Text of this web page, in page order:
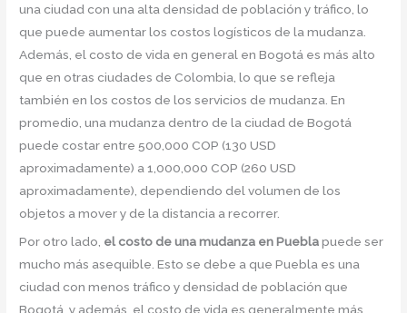
una ciudad con una alta densidad de población y tráfico, lo
que puede aumentar los costos logísticos de la mudanza.
Además, el costo de vida en general en Bogotá es más alto
que en otras ciudades de Colombia, lo que se refleja
también en los costos de los servicios de mudanza. En
promedio, una mudanza dentro de la ciudad de Bogotá
puede costar entre 500,000 COP (130 USD
aproximadamente) a 1,000,000 COP (260 USD
aproximadamente), dependiendo del volumen de los
objetos a mover y de la distancia a recorrer.
Por otro lado, el costo de una mudanza en Pueblapuede ser
mucho más asequible. Esto se debe a que Puebla es una
ciudad con menos tráfico y densidad de población que
Bogotá, y además, el costo de vida es generalmente más